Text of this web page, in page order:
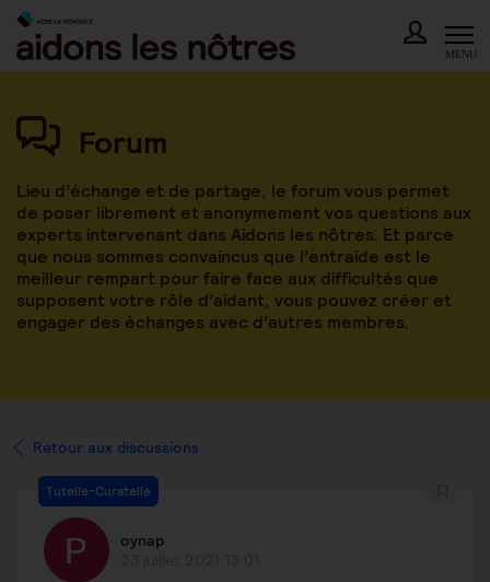
Skip
content
MENU
Forum
Lieu d’échange et de partage, le forum vous permet
de poser librement et anonymement vos questions aux
experts intervenant dans Aidons les nôtres. Et parce
que nous sommes convaincus que l’entraide est le
meilleur rempart pour faire face aux difficultés que
supposent votre rôle d’aidant, vous pouvez créer et
engager des échanges avec d’autres membres.
Retour aux discussions
Tutelle-Curatelle
oynap